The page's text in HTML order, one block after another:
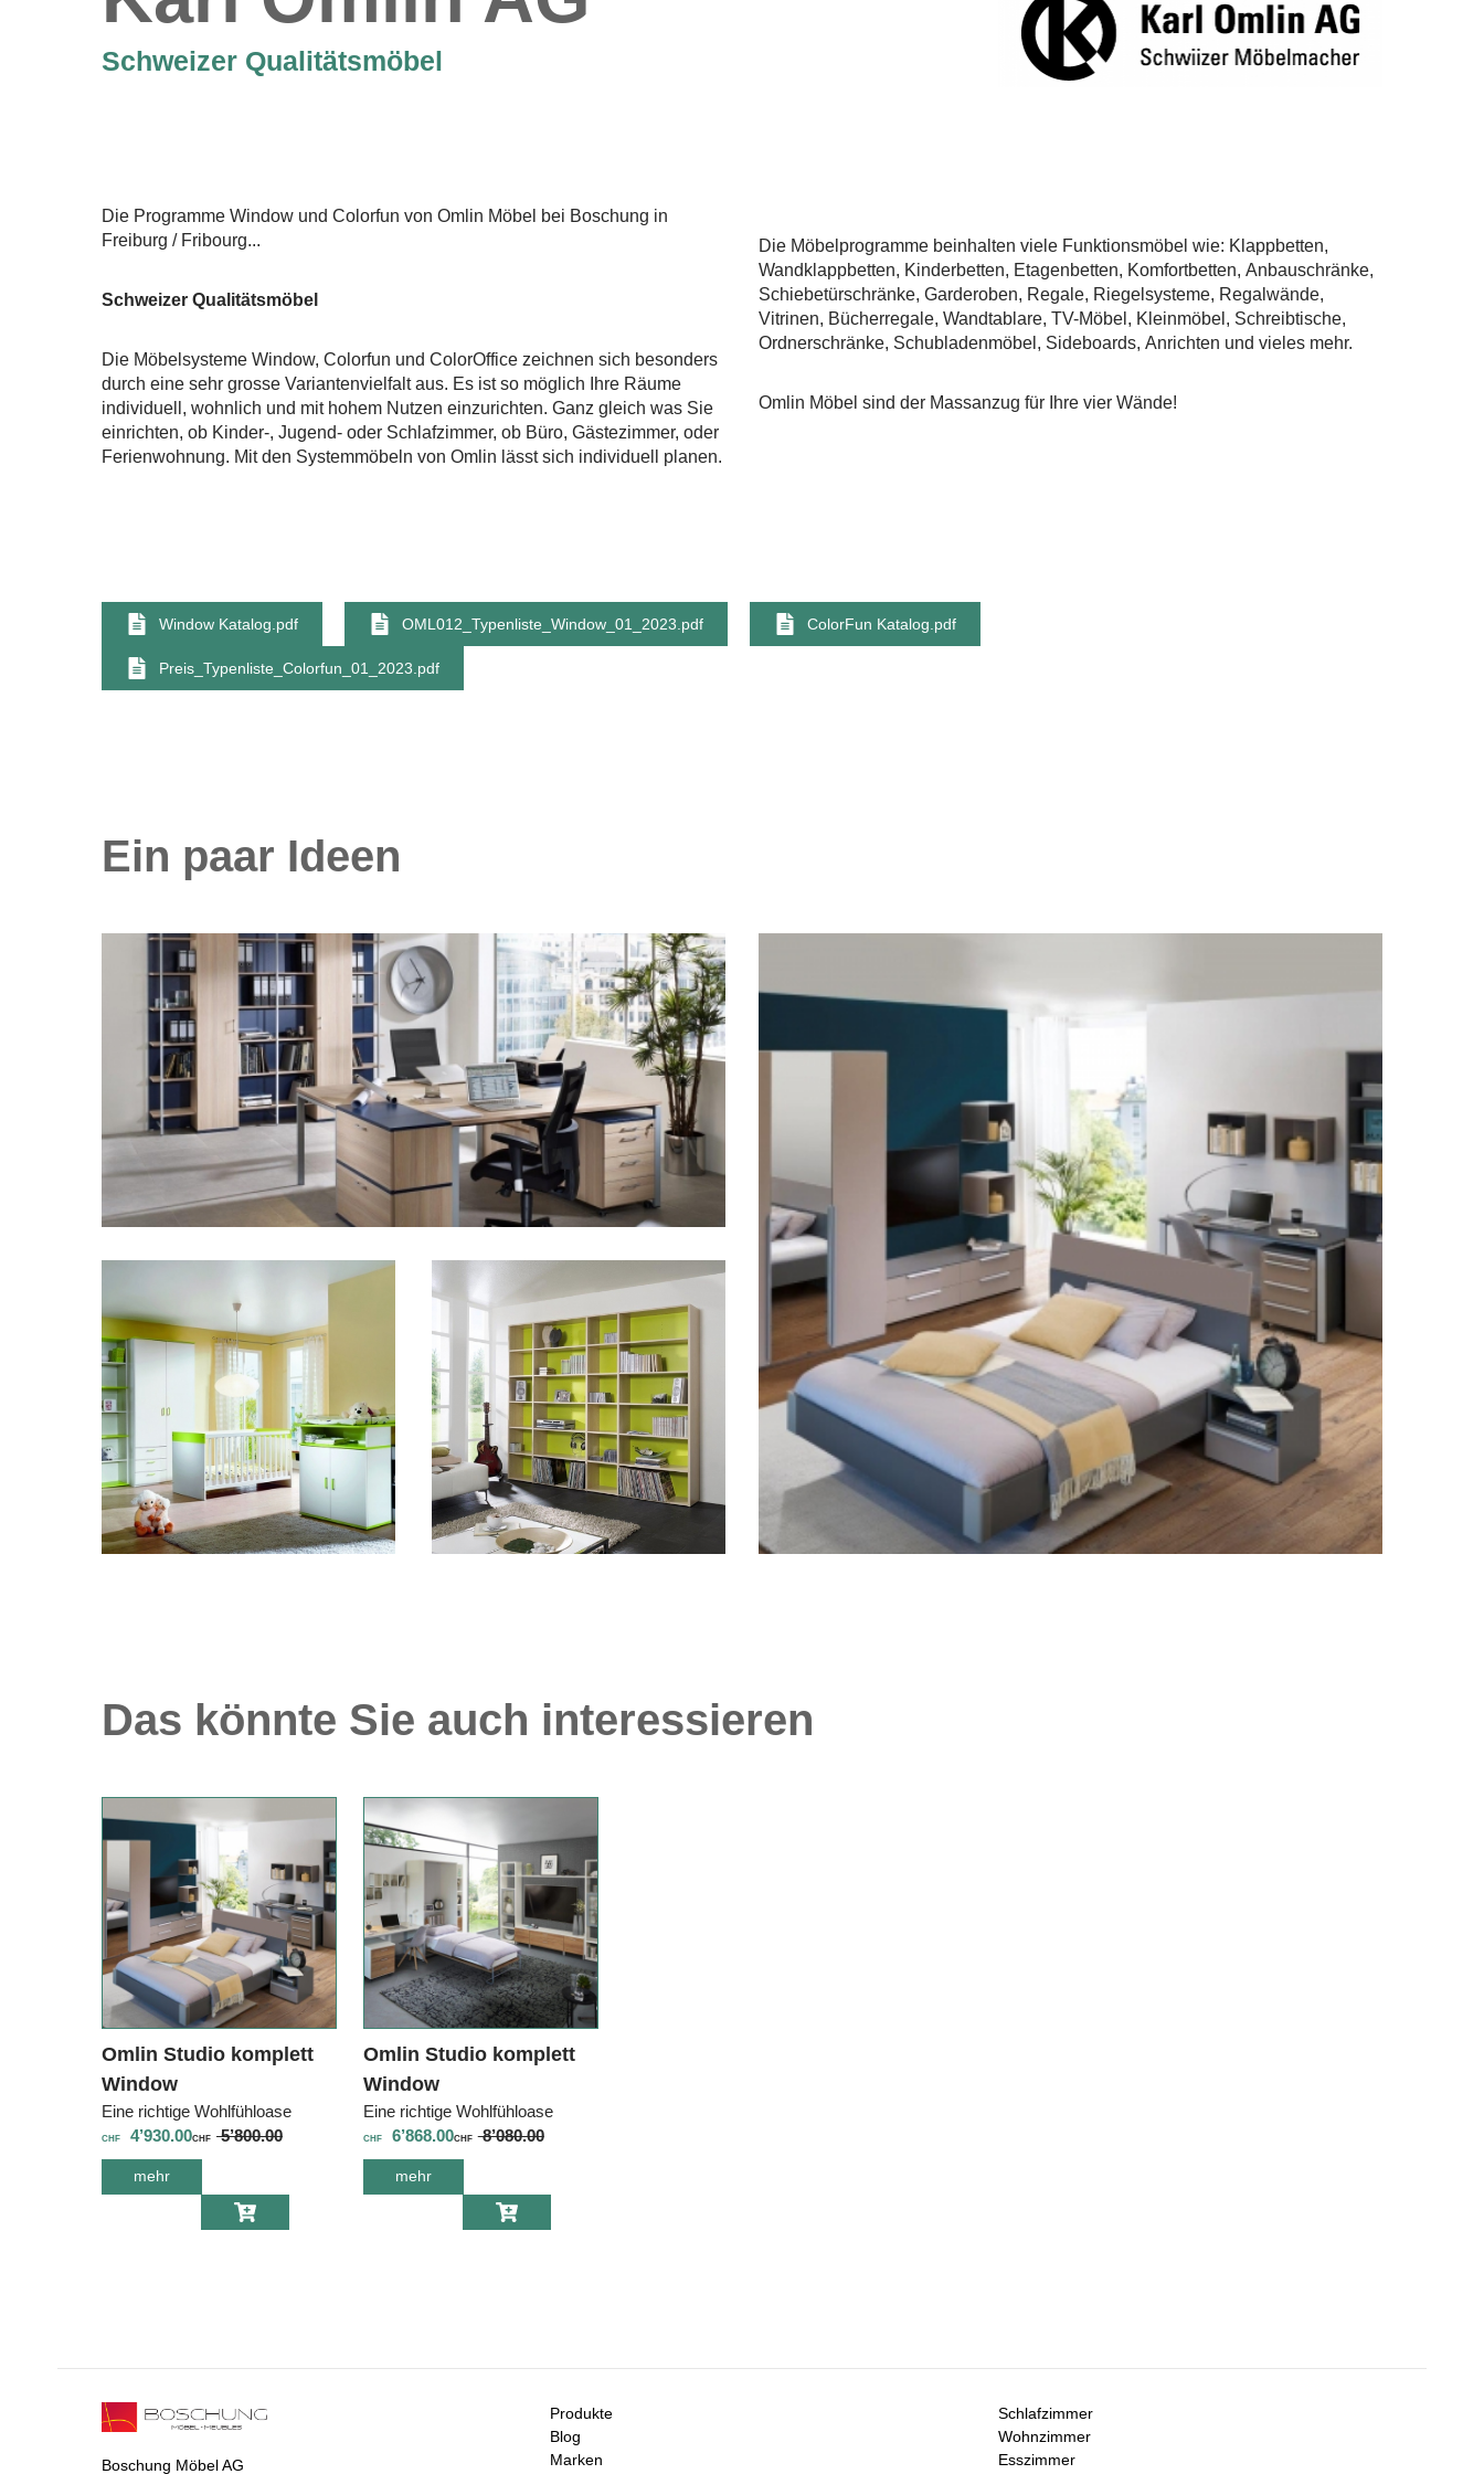
Schweizer Qualitätsmöbel
Die Programme Window und Colorfun von Omlin Möbel bei Boschung in
Freiburg / Fribourg...
Schweizer Qualitätsmöbel
Die Möbelsysteme Window, Colorfun und ColorOffice zeichnen sich besonders
durch eine sehr grosse Variantenvielfalt aus. Es ist so möglich Ihre Räume
individuell, wohnlich und mit hohem Nutzen einzurichten. Ganz gleich was Sie
einrichten, ob Kinder-, Jugend- oder Schlafzimmer, ob Büro, Gästezimmer, oder
Ferienwohnung. Mit den Systemmöbeln von Omlin lässt sich individuell planen.
Die Möbelprogramme beinhalten viele Funktionsmöbel wie: Klappbetten,
Wandklappbetten, Kinderbetten, Etagenbetten, Komfortbetten, Anbauschränke,
Schiebetürschränke, Garderoben, Regale, Riegelsysteme, Regalwände,
Vitrinen, Bücherregale, Wandtablare, TV-Möbel, Kleinmöbel, Schreibtische,
Ordnerschränke, Schubladenmöbel, Sideboards, Anrichten und vieles mehr.
Omlin Möbel sind der Massanzug für Ihre vier Wände!
Window Katalog.pdf OML012_Typenliste_Window_01_2023.pdf ColorFun Katalog.pdf
Preis_Typenliste_Colorfun_01_2023.pdf
Ein paar Ideen
Das könnte Sie auch interessieren
Omlin Studio komplett
Window
Eine richtige Wohlfühloase
CHF 4’930.00CHF 5’800.00
mehr
Studio komplett
Omlin Studio komplett
Window
Eine richtige Wohlfühloase
CHF 6’868.00CHF 8’080.00
mehrüber Omlin
Studio komplett
Boschung Möbel AG
Produkte
Blog
Marken
Schlafzimmer
Wohnzimmer
Esszimmer